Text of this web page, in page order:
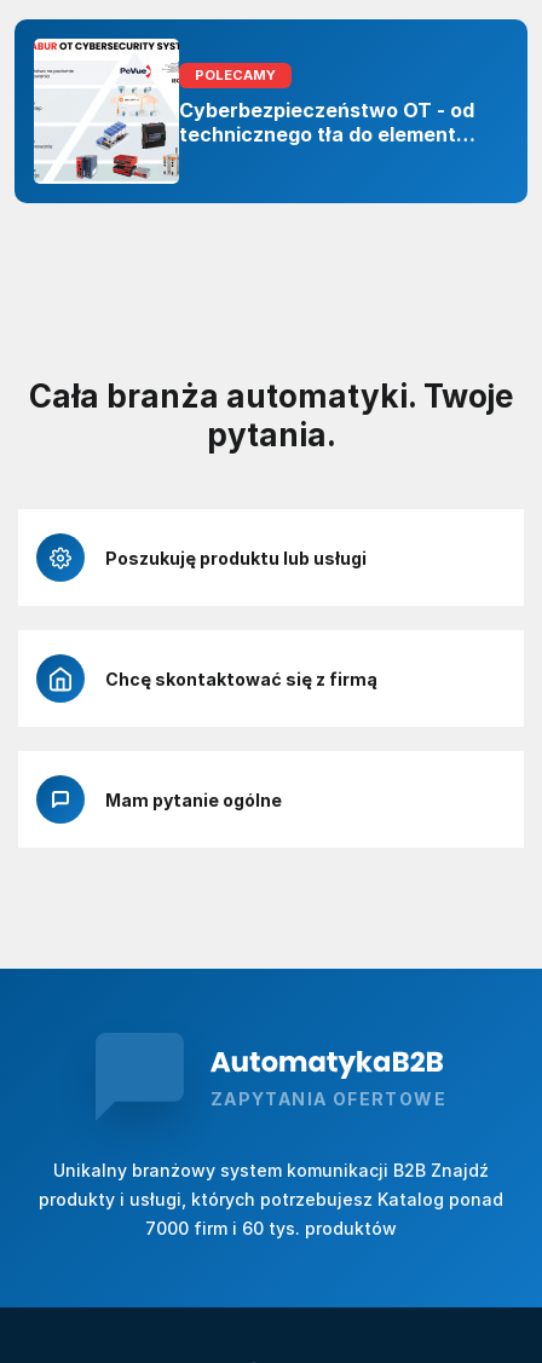
POLECAMY
Cyberbezpieczeństwo OT - od
technicznego tła do elementu
Cała branża automatyki. Twoje
pytania.
Poszukuję produktu lub usługi
Chcę skontaktować się z firmą
Mam pytanie ogólne
ZAPYTANIA OFERTOWE
Unikalny branżowy system komunikacji B2B Znajdź
produkty i usługi, których potrzebujesz Katalog ponad
7000 firm i 60 tys. produktów